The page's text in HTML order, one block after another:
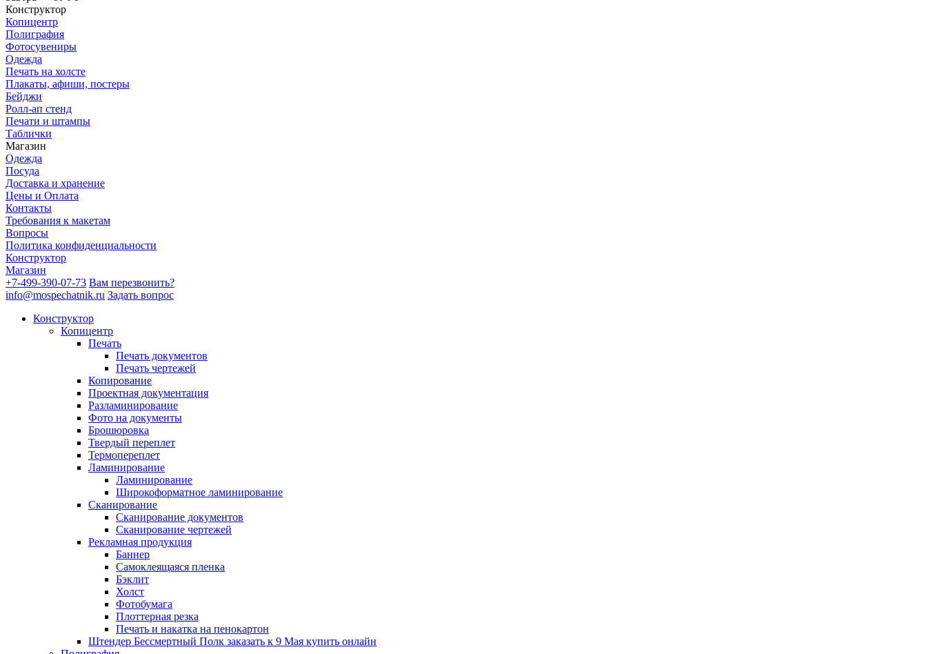
Конструктор
Копицентр
Полиграфия
Фотосувениры
Одежда
Печать на холсте
Плакаты, афиши, постеры
Бейджи
Ролл-ап стенд
Печати и штампы
Таблички
Магазин
Одежда
Посуда
Доставка и хранение
Цены и Оплата
Контакты
Требования к макетам
Вопросы
Политика конфиденциальности
Конструктор
Магазин
+7-499-390-07-73 Вам перезвонить?
info@mospechatnik.ru Задать вопрос
Конструктор
Копицентр
Печать
Печать документов
Печать чертежей
Копирование
Проектная документация
Разламинирование
Фото на документы
Брошюровка
Твердый переплет
Термопереплет
Ламинирование
Ламинирование
Широкоформатное ламинирование
Сканирование
Сканирование документов
Сканирование чертежей
Рекламная продукция
Баннер
Самоклеящаяся пленка
Бэклит
Холст
Фотобумага
Плоттерная резка
Печать и накатка на пенокартон
Штендер Бессмертный Полк заказать к 9 Мая купить онлайн